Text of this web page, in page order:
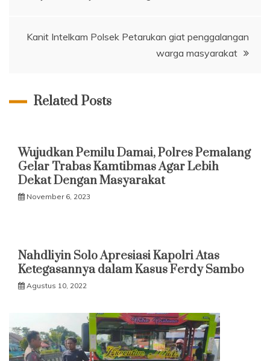
pos
Kanit Intelkam Polsek Petarukan giat penggalangan
warga masyarakat
Related Posts
Wujudkan Pemilu Damai, Polres Pemalang
Gelar Trabas Kamtibmas Agar Lebih
Dekat Dengan Masyarakat
November 6, 2023
Nahdliyin Solo Apresiasi Kapolri Atas
Ketegasannya dalam Kasus Ferdy Sambo
Agustus 10, 2022